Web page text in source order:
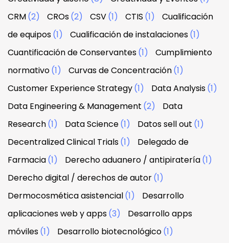
CRM(2) CROs(2) CSV(1) CTIS (1)
Cualificación
de equipos(1) Cualificación de instalaciones(1)
Cuantificación de Conservantes(1)
Cumplimiento
normativo(1) Curvas de Concentración(1)
Customer Experience Strategy(1) Data Analysis(1)
Data Engineering & Management (2)
Data
Research(1) Data Science(1) Datos sell out (1)
Decentralized Clinical Trials(1)
Delegado de
Farmacia(1) Derecho aduanero / antipiratería(1)
Derecho digital / derechos de autor(1)
Dermocosmética asistencial(1)
Desarrollo
aplicaciones web y apps(3)
Desarrollo apps
móviles(1) Desarrollo biotecnológico(1)